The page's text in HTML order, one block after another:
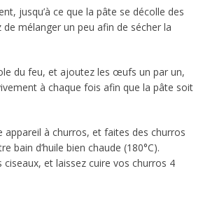
jusqu’à ce que la pâte se décolle des
de mélanger un peu afin de sécher la
du feu, et ajoutez les œufs un par un,
à chaque fois afin que la pâte soit
appareil à churros, et faites des churros
bain d’huile bien chaude (180°C).
ciseaux, et laissez cuire vos churros 4